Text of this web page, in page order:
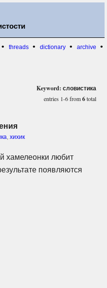
• threads • dictionary • archive •
Keyword: словистика
entries 1-6 from6total
,хихик
хамелеонки любит
появляются